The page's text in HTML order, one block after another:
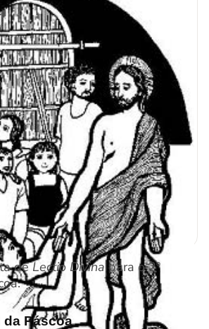
deLectio Divina para o 2º
da Páscoa